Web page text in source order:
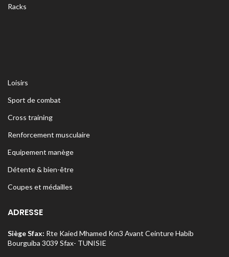
Racks
Loisirs
Sport de combat
Cross training
Renforcement musculaire
Equipement manège
Détente & bien-être
Coupes et médailles
ADRESSE
Siège Sfax: Rte Kaied Mhamed Km3 Avant Ceinture Habib
Bourguiba 3039 Sfax- TUNISIE